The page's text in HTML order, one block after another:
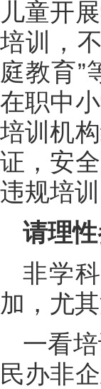
儿童开
培训，
庭教育”
在职中
培训机
证，安
违规培训
请理
非学
加，尤其
一看
民办非